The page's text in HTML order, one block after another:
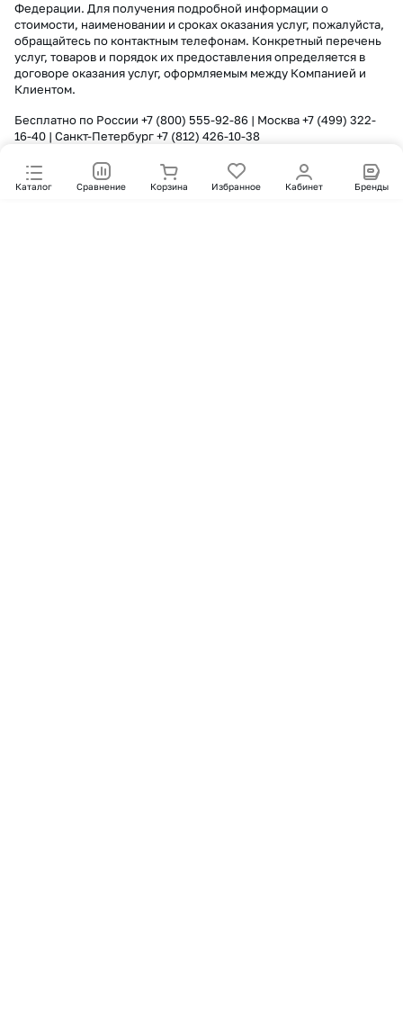
Каталог Сравнение Корзина Избранное Кабинет Бренды
Федерации. Для получения подробной информации о
стоимости, наименовании и сроках оказания услуг, пожалуйста,
обращайтесь по контактным телефонам. Конкретный перечень
услуг, товаров и порядок их предоставления определяется в
договоре оказания услуг, оформляемым между Компанией и
Клиентом.
Бесплатно по России +7 (800) 555-92-86 | Москва+7 (499) 322-
16-40 | Санкт-Петербург+7 (812) 426-10-38